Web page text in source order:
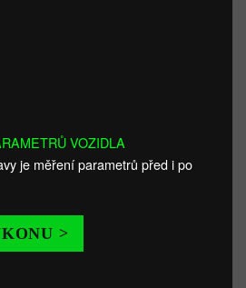
VOZIDLA
je měření parametrů před i po
>